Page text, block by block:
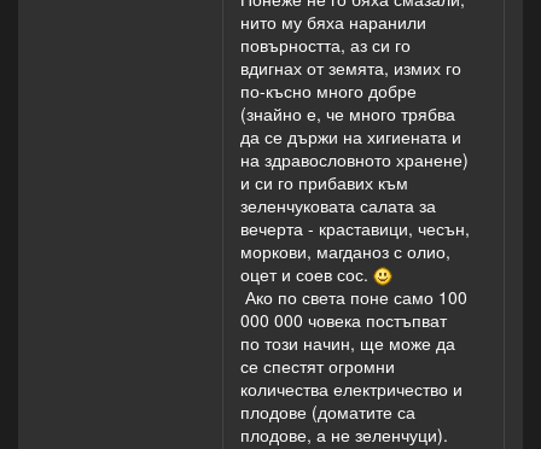
нито му бяха наранили
повърността, аз си го
вдигнах от земята, измих го
по-късно много добре
(знайно е, че много трябва
да се държи на хигиената и
на здравословното хранене)
и си го прибавих към
зеленчуковата салата за
вечерта - краставици, чесън,
моркови, магданоз с олио,
оцет и соев сос.
Ако по света поне само 100
000 000 човека постъпват
по този начин, ще може да
се спестят огромни
количества електричество и
плодове (доматите са
плодове, а не зеленчуци).